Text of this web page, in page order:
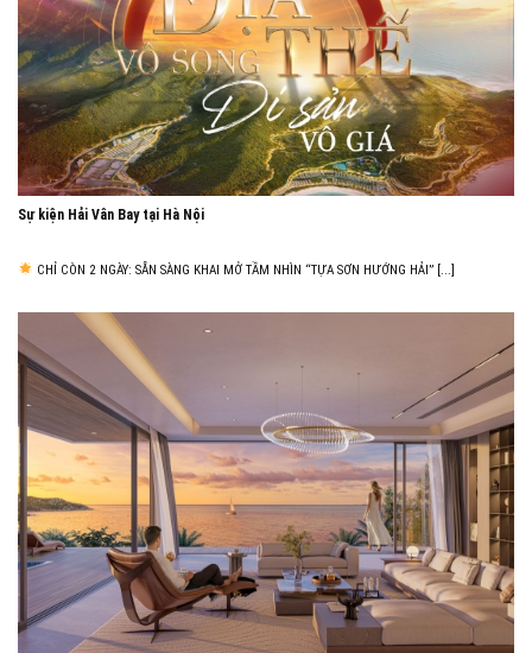
Sự kiện Hải Vân Bay tại Hà Nội
CHỈ CÒN 2 NGÀY: SẴN SÀNG KHAI MỞ TẦM NHÌN “TỰA SƠN HƯỚNG HẢI” [...]